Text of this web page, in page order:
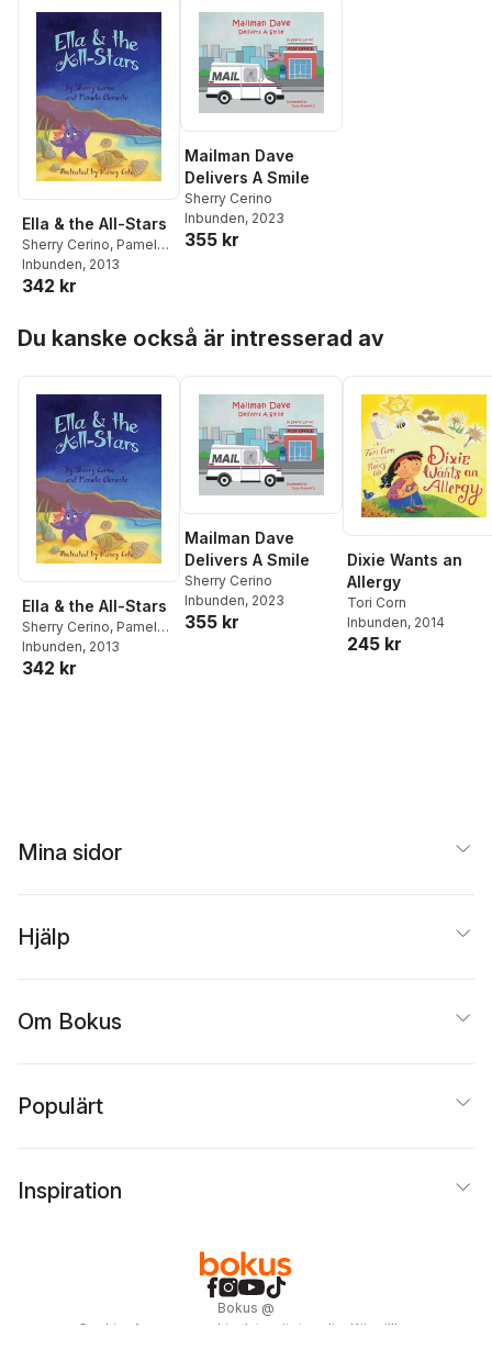
Ella & the All-Stars
Sherry Cerino, Pamela
Clemente
Inbunden, 2013
342 kr
Mailman Dave
Delivers A Smile
Sherry Cerino
Inbunden, 2023
355 kr
Du kanske också är intresserad av
Ella & the All-Stars
Sherry Cerino, Pamela
Clemente
Inbunden, 2013
342 kr
Mailman Dave
Delivers A Smile
Sherry Cerino
Inbunden, 2023
355 kr
Dixie Wants an
Allergy
Tori Corn
Inbunden, 2014
245 kr
Mina sidor
Hjälp
Om Bokus
Populärt
Inspiration
Bokus @
Cookies
Anpassa cookies Integritetspolicy Köpvillkor